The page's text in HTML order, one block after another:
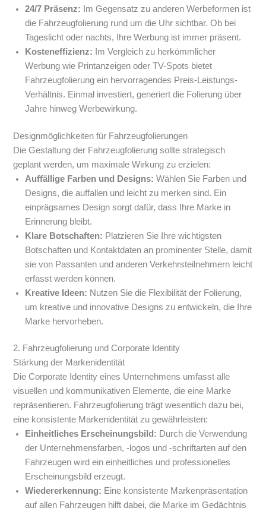
24/7 Präsenz: Im Gegensatz zu anderen Werbeformen ist
die Fahrzeugfolierung rund um die Uhr sichtbar. Ob bei
Tageslicht oder nachts, Ihre Werbung ist immer präsent.
Kosteneffizienz: Im Vergleich zu herkömmlicher
Werbung wie Printanzeigen oder TV-Spots bietet
Fahrzeugfolierung ein hervorragendes Preis-Leistungs-
Verhältnis. Einmal investiert, generiert die Folierung über
Jahre hinweg Werbewirkung.
Designmöglichkeiten für Fahrzeugfolierungen
Die Gestaltung der Fahrzeugfolierung sollte strategisch
geplant werden, um maximale Wirkung zu erzielen:
Auffällige Farben und Designs: Wählen Sie Farben und
Designs, die auffallen und leicht zu merken sind. Ein
einprägsames Design sorgt dafür, dass Ihre Marke in
Erinnerung bleibt.
Klare Botschaften: Platzieren Sie Ihre wichtigsten
Botschaften und Kontaktdaten an prominenter Stelle, damit
sie von Passanten und anderen Verkehrsteilnehmern leicht
erfasst werden können.
Kreative Ideen: Nutzen Sie die Flexibilität der Folierung,
um kreative und innovative Designs zu entwickeln, die Ihre
Marke hervorheben.
2. Fahrzeugfolierung und Corporate Identity
Stärkung der Markenidentität
Die Corporate Identity eines Unternehmens umfasst alle
visuellen und kommunikativen Elemente, die eine Marke
repräsentieren. Fahrzeugfolierung trägt wesentlich dazu bei,
eine konsistente Markenidentität zu gewährleisten:
Einheitliches Erscheinungsbild: Durch die Verwendung
der Unternehmensfarben, -logos und -schriftarten auf den
Fahrzeugen wird ein einheitliches und professionelles
Erscheinungsbild erzeugt.
Wiedererkennung: Eine konsistente Markenpräsentation
auf allen Fahrzeugen hilft dabei, die Marke im Gedächtnis